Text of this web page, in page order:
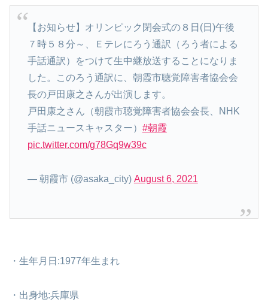
【お知らせ】オリンピック閉会式の８日(日)午後
７時５８分～、Ｅテレにろう通訳（ろう者による
手話通訳）をつけて生中継放送することになりま
した。このろう通訳に、朝霞市聴覚障害者協会会
長の戸田康之さんが出演します。
戸田康之さん（朝霞市聴覚障害者協会会長、NHK
手話ニュースキャスター） #朝霞
pic.twitter.com/g78Gq9w39c
— 朝霞市 (@asaka_city) August 6, 2021
・生年月日:1977年生まれ
・出身地:兵庫県